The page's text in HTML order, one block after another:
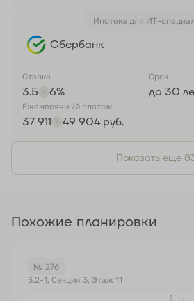
Ипотека для ИТ-
Сбербанк
Ставка
3.5 6%
Срок
до 30
Ежемесячный платеж
37 911 49 904 руб.
Показать еще
Похожие планировки
№ 276
3.2-1, Секция 3, Этаж 11